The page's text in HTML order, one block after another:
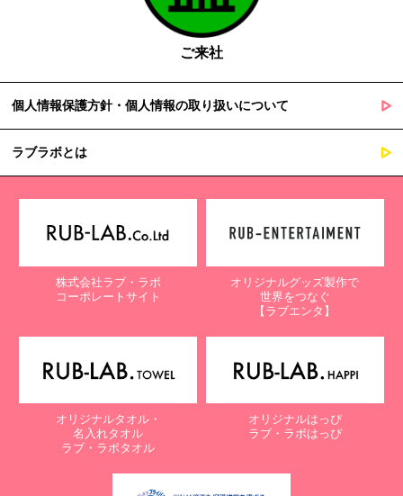
ご来社
個人情報保護方針・個人情報の取り扱いについて
ラブラボとは
株式会社ラブ・ラボ
コーポレートサイト
オリジナルグッズ製作で
世界をつなぐ
【ラブエンタ】
オリジナルタオル・
名入れタオル
ラブ・ラボタオル
オリジナルはっぴ
ラブ・ラボはっぴ